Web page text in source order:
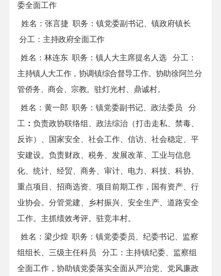
委全面工作
姓名： 张言捷 职务： 镇党委副书记、镇政府镇长
分工： 主持政府全面工作
姓名：林连东职务：镇人大主席提名人选
分工：
主持镇人大工作，协调镇综合督导工作。协助徐阿兰分
管侨务、商会、宗教。 驻灯光村、鼎诚村。
姓名：黄一郎 职务：镇党委副书记、政法委员 分
工 ： 负责政协联络组、政法综治（打击走私、禁毒、
反诈）、国家安全、社会工作、信访、社会稳定、平
安建设。负责财政、税务、发展改革、工业与信息
化、统计、经贸、商务、审计、电力、科技、科协、
重点项目、招商选资、项目前期工作，国有资产、行
业协会。分管党建、乡村振兴、安全生产、道路安全
工作。主抓绩效考评。驻竞丰村。
姓名：梁少煌职务：镇党委委员、纪委书记、 监察
组组长、三级主任科员 分工 ： 主持镇纪委、监察组
全面工作，协助镇党委落实全面从严治党、党风廉政